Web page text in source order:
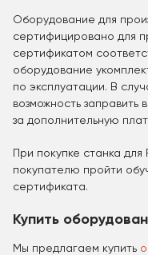
Оборудование для
сертифицировано для
сертификатом
оборудование
по эксплуатации. В
возможность заправить
за дополнительную
При покупке станка
покупателю пройти
сертификата.
Купить
Мы предлагаем купить